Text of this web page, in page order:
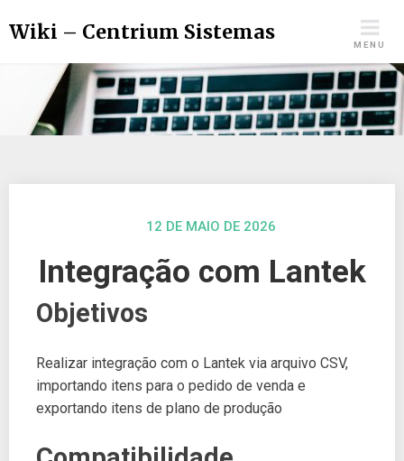
Wiki – Centrium Sistemas
MENU
12 DE MAIO DE 2026
Integração com Lantek
Objetivos
Realizar integração com o Lantek via arquivo CSV,
importando itens para o pedido de venda e
exportando itens de plano de produção